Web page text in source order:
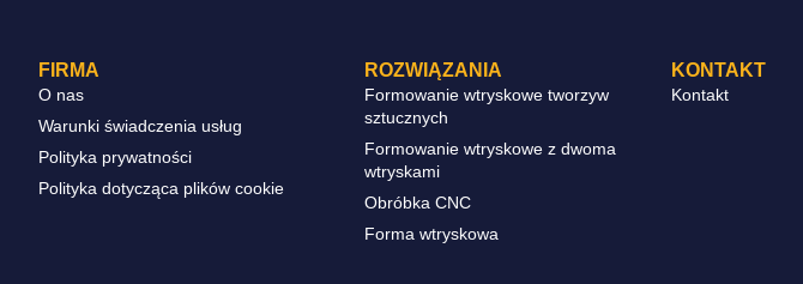
FIRMA
O nas
Warunki świadczenia usług
Polityka prywatności
Polityka dotycząca plików cookie
ROZWIĄZANIA
Formowanie wtryskowe tworzyw
sztucznych
Formowanie wtryskowe z dwoma
wtryskami
Obróbka CNC
Forma wtryskowa
KONTAKT
Kontakt